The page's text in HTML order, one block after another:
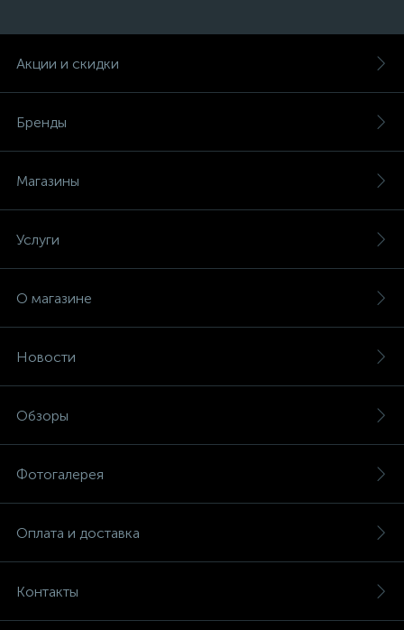
Акции и скидки
Бренды
Магазины
Услуги
О магазине
Новости
Обзоры
Фотогалерея
Оплата и доставка
Контакты